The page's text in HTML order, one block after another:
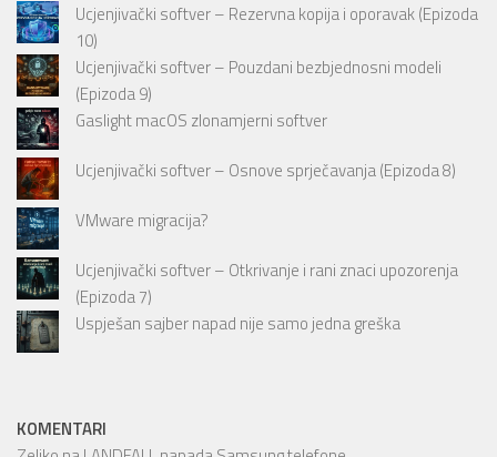
Ucjenjivački softver – Rezervna kopija i oporavak (Epizoda
10)
Ucjenjivački softver – Pouzdani bezbjednosni modeli
(Epizoda 9)
Gaslight macOS zlonamjerni softver
Ucjenjivački softver – Osnove sprječavanja (Epizoda 8)
VMware migracija?
Ucjenjivački softver – Otkrivanje i rani znaci upozorenja
(Epizoda 7)
Uspješan sajber napad nije samo jedna greška
KOMENTARI